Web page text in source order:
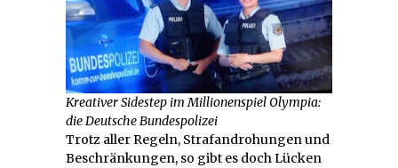
Kreativer Sidestep im Millionenspiel Olympia:
die Deutsche Bundespolizei
Trotz aller Regeln, Strafandrohungen und
Beschränkungen, so gibt es doch Lücken